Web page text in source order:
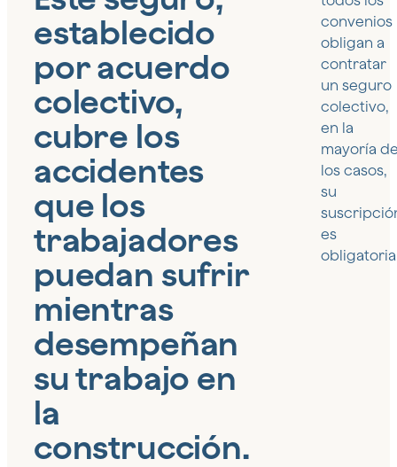
establecido
por acuerdo
colectivo,
cubre los
accidentes
que los
trabajadores
puedan sufrir
mientras
desempeñan
su trabajo en
la
construcción.
convenios
obligan a
contratar
un seguro
colectivo,
en la
mayoría
los casos,
su
es